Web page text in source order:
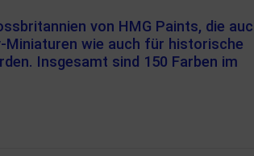
von HMG Paints, die
Miniaturen wie auch für historische
Insgesamt sind 150 Farben im